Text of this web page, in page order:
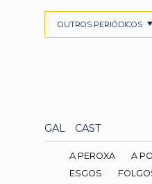
GAL CAST
OUTROS PERIÓDICOS
A PEROXA A
ESGOS